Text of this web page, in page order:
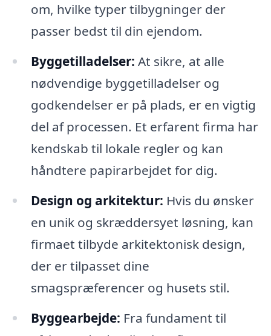
om, hvilke typer tilbygninger der
passer bedst til din ejendom.
Byggetilladelser: At sikre, at alle
nødvendige byggetilladelser og
godkendelser er på plads, er en vigtig
del af processen. Et erfarent firma har
kendskab til lokale regler og kan
håndtere papirarbejdet for dig.
Design og arkitektur: Hvis du ønsker
en unik og skræddersyet løsning, kan
firmaet tilbyde arkitektonisk design,
der er tilpasset dine
smagspræferencer og husets stil.
Byggearbejde: Fra fundament til